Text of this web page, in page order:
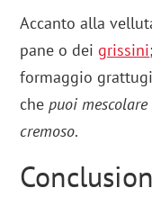
Accanto alla
pane o deigrissini
formaggio
chepuoi
cremoso.